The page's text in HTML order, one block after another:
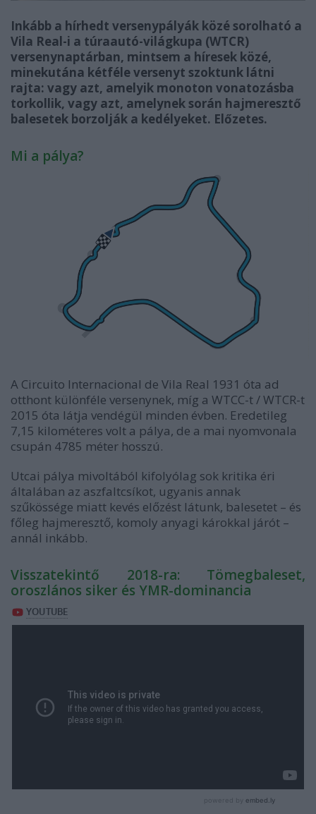
Inkább a hírhedt versenypályák közé sorolható a
Vila Real-i a túraautó-világkupa (WTCR)
versenynaptárban, mintsem a híresek közé,
minekutána kétféle versenyt szoktunk látni
rajta: vagy azt, amelyik monoton vonatozásba
torkollik, vagy azt, amelynek során hajmeresztő
balesetek borzolják a kedélyeket. Előzetes.
Mi a pálya?
A Circuito Internacional de Vila Real 1931 óta ad
otthont különféle versenynek, míg a WTCC-t / WTCR-t
2015 óta látja vendégül minden évben. Eredetileg
7,15 kilométeres volt a pálya, de a mai nyomvonala
csupán 4785 méter hosszú.
Utcai pálya mivoltából kifolyólag sok kritika éri
általában az aszfaltcsíkot, ugyanis annak
szűkössége miatt kevés előzést látunk, balesetet – és
főleg hajmeresztő, komoly anyagi károkkal járót –
annál inkább.
Visszatekintő 2018-ra: Tömegbaleset,
oroszlános siker és YMR-dominancia